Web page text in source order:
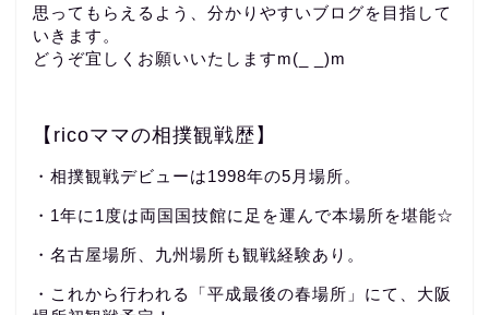
思ってもらえるよう、分かりやすいブログを目指して
いきます。
どうぞ宜しくお願いいたしますm(_ _)m
【ricoママの相撲観戦歴】
・相撲観戦デビューは1998年の5月場所。
・1年に1度は両国国技館に足を運んで本場所を堪能☆
・名古屋場所、九州場所も観戦経験あり。
・これから行われる「平成最後の春場所」にて、大阪